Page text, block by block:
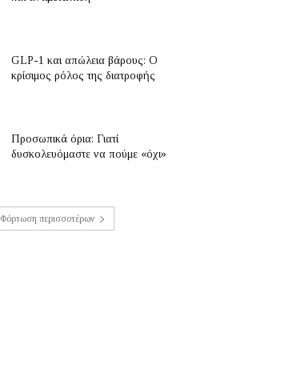
GLP-1 και απώλεια βάρους: Ο
κρίσιμος ρόλος της διατροφής
Προσωπικά όρια: Γιατί
δυσκολευόμαστε να πούμε «όχι»
Φόρτωση περισσοτέρων